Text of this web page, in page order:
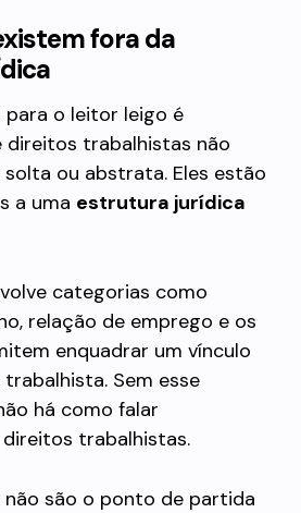
fora da
o leitor leigo é
direitos trabalhistas não
ou abstrata. Eles estão
a uma estrutura jurídica
categorias como
relação de emprego e os
enquadrar um vínculo
Sem esse
há como falar
trabalhistas.
são o ponto de partida